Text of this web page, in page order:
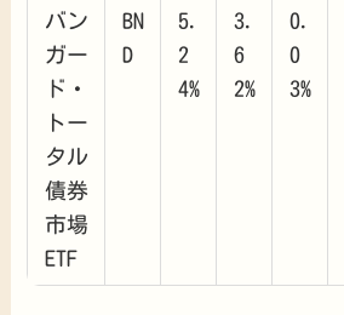
バン
ガー
ド・
トー
タル
債券
市場
ETF
BN
D
5.
2
4%
3.
6
2%
0.
0
3%